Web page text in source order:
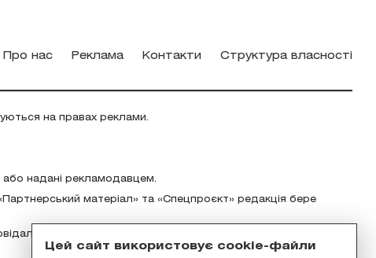
Цей сайт використовує cookie-файли
Про нас Реклама Контакти Структура власності
на правах реклами.
надані рекламодавцем.
матеріал» та «Спецпроєкт» редакція бере
за зміст реклами відповідно до українського